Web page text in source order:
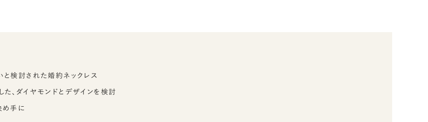
検討された婚約ネックレス
、ダイヤモンドとデザインを検討
め手に